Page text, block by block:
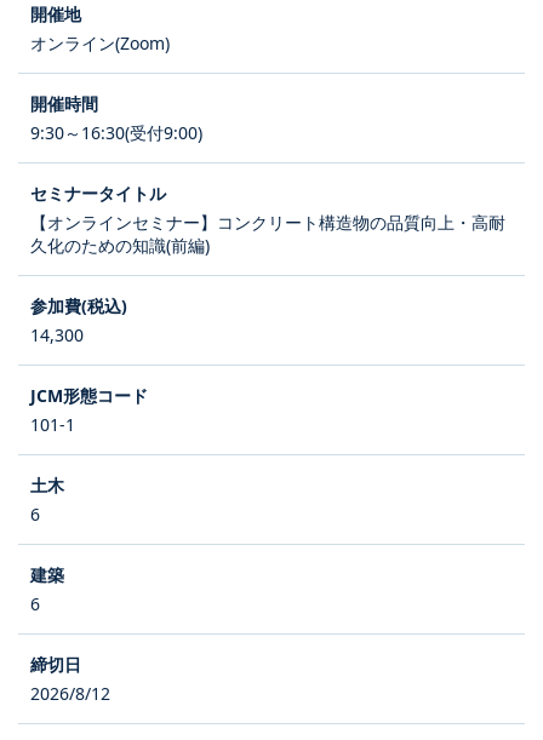
オンライン(Zoom)
9:30～16:30(受付9:00)
【オンラインセミナー】コンクリート構造物の品質向上・高耐
久化のための知識(前編)
14,300
101-1
6
6
2026/8/12